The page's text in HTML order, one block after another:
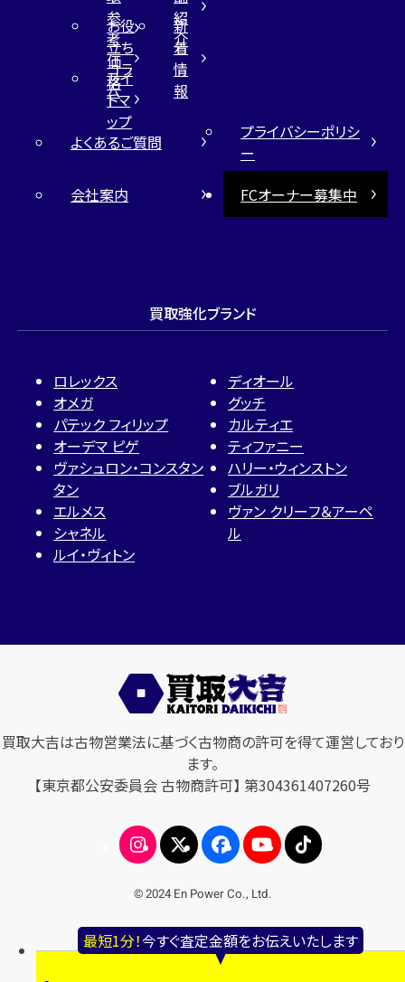
最短1分！今すぐ査定金額をお伝えいたします
参
考
価
格
紹
介
お役
立ち
コラ
ム
新
着
情
報
サイ
トマ
ップ
よくあるご質問
プライバシーポリシ
ー
会社案内
FCオーナー募集中
買取強化ブランド
ロレックス
オメガ
パテック フィリップ
オーデマ ピゲ
ヴァシュロン・コンスタン
タン
エルメス
シャネル
ルイ・ヴィトン
ディオール
グッチ
カルティエ
ティファニー
ハリー・ウィンストン
ブルガリ
ヴァン クリーフ＆アーペ
ル
買取大吉は古物営業法に基づく古物商の許可を得て運営しており
ます。
【東京都公安委員会 古物商許可】 第304361407260号
© 2024 En Power Co., Ltd.